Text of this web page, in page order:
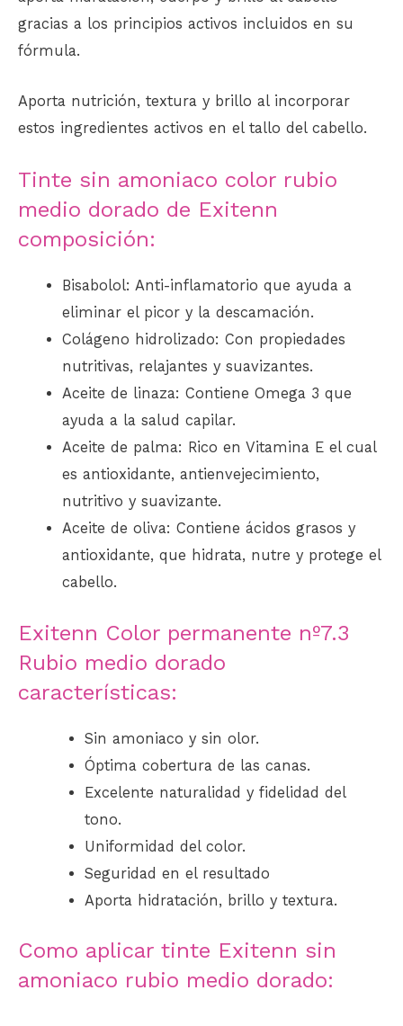
gracias a los principios activos incluidos en su
fórmula.
Aporta nutrición, textura y brillo al incorporar
estos ingredientes activos en el tallo del cabello.
Tinte sin amoniaco color rubio
medio dorado de Exitenn
composición:
Bisabolol: Anti-inflamatorio que ayuda a
eliminar el picor y la descamación.
Colágeno hidrolizado: Con propiedades
nutritivas, relajantes y suavizantes.
Aceite de linaza: Contiene Omega 3 que
ayuda a la salud capilar.
Aceite de palma: Rico en Vitamina E el cual
es antioxidante, antienvejecimiento,
nutritivo y suavizante.
Aceite de oliva: Contiene ácidos grasos y
antioxidante, que hidrata, nutre y protege el
cabello.
Exitenn Color permanente nº7.3
Rubio medio dorado
características:
Sin amoniaco y sin olor.
Óptima cobertura de las canas.
Excelente naturalidad y fidelidad del
tono.
Uniformidad del color.
Seguridad en el resultado
Aporta hidratación, brillo y textura.
Como aplicar tinte Exitenn sin
amoniaco rubio medio dorado: